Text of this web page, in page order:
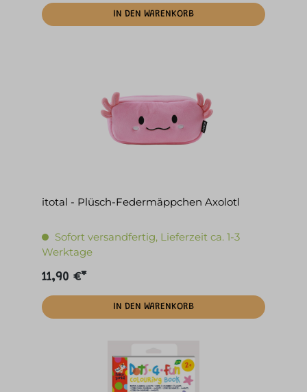
IN DEN WARENKORB
itotal - Plüsch-Federmäppchen Axolotl
Sofort versandfertig, Lieferzeit ca. 1-3
Werktage
11,90 €*
IN DEN WARENKORB